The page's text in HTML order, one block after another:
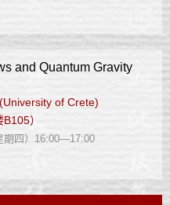
and Quantum Gravity
of Crete)
）
期四）16:00—17:00